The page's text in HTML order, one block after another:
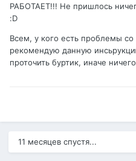
РАБОТАЕТ!!! Не пришлось
:D
Всем, у кого есть проблемы
рекомендую данную
проточить буртик, иначе
11 месяцев спустя...